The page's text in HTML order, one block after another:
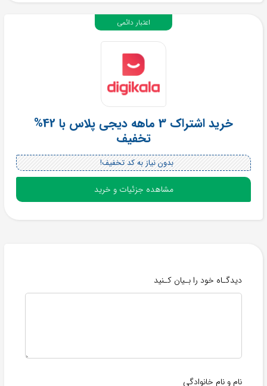
خرید اشتراک 3 ماهه دیجی پلاس با 42%
تخفیف
بدون نیاز به کد تخفیف!
مشاهده جزئیات و خرید
اعتبار دائمی
دیدگـاه خود را بـیان کـنید
نام و نام خانوادگی